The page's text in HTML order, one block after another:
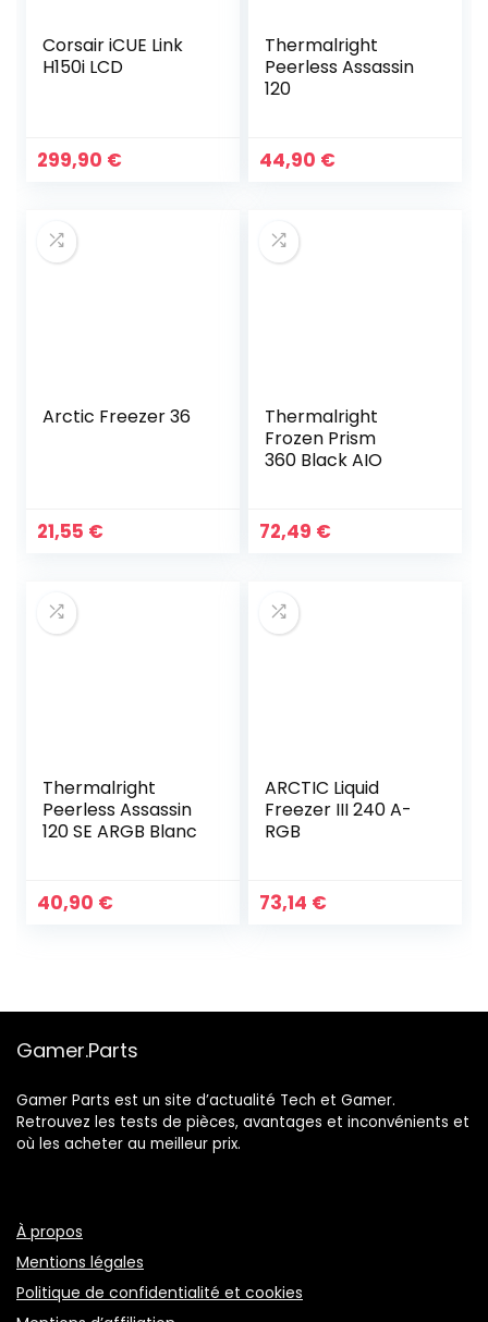
Corsair iCUE Link
H150i LCD
299,90 €
Thermalright
Peerless Assassin
120
44,90 €
Arctic Freezer 36
21,55 €
Thermalright
Frozen Prism
360 Black AIO
72,49 €
Thermalright
Peerless Assassin
120 SE ARGB Blanc
40,90 €
ARCTIC Liquid
Freezer III 240 A-
RGB
73,14 €
Gamer.Parts
Gamer Parts est un site d’actualité Tech et Gamer.
Retrouvez les tests de pièces, avantages et inconvénients et
où les acheter au meilleur prix.
À propos
Mentions légales
Politique de confidentialité et cookies